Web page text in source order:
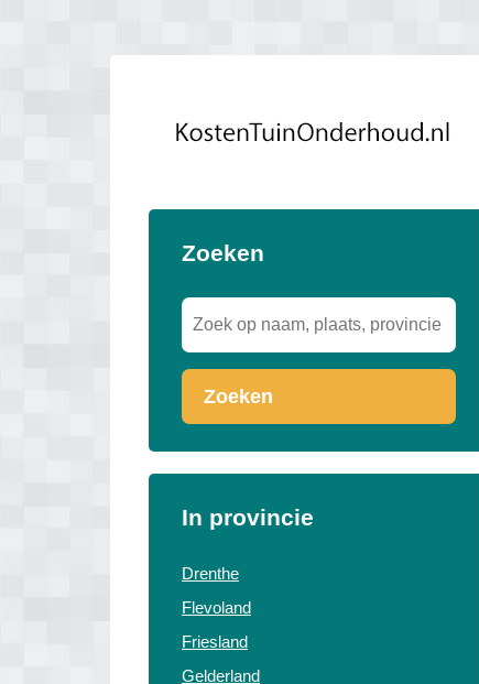
Zoeken
Zoeken
In provincie
Drenthe
Flevoland
Friesland
Gelderland